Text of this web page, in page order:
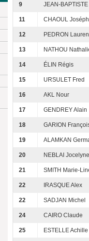
9 JEAN-
11 CHAOUL
12 PEDRON
13 NATHOU
14 ÉLIN Régis
15 URSULET Fred
16 AKL Nour
17 GENDREY Alain
18 GARION
19 ALAMKAN
20 NEBLAI Jocelyne
21 SMITH Marie-
22 IRASQUE Alex
22 SADJAN Michel
24 CAIRO Claude
25 ESTELLE Achille